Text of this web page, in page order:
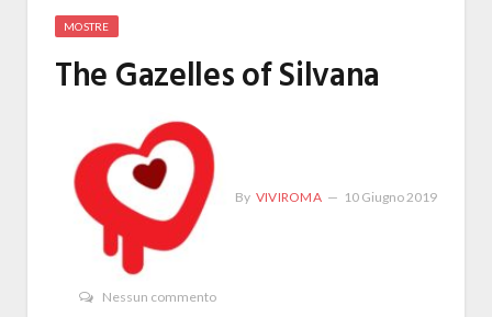
MOSTRE
The Gazelles of Silvana
By VIVIROMA 10 Giugno 2019
Nessun commento